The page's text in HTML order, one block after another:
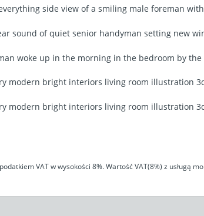
side view of a smiling male foreman
sound of quiet senior handyman setting new
woke up in the morning in the bedroom by
modern bright interiors living room illustration
modern bright interiors living room illustration
VAT w wysokości 8%. Wartość VAT(8%) z usługą